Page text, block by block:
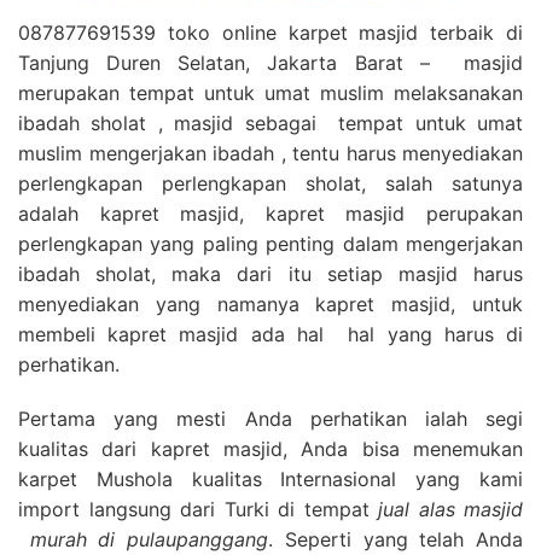
087877691539 toko online karpet masjid terbaik di
Tanjung Duren Selatan, Jakarta Barat – masjid
merupakan tempat untuk umat muslim melaksanakan
ibadah sholat , masjid sebagai tempat untuk umat
muslim mengerjakan ibadah , tentu harus menyediakan
perlengkapan perlengkapan sholat, salah satunya
adalah kapret masjid, kapret masjid perupakan
perlengkapan yang paling penting dalam mengerjakan
ibadah sholat, maka dari itu setiap masjid harus
menyediakan yang namanya kapret masjid, untuk
membeli kapret masjid ada hal hal yang harus di
perhatikan.
Pertama yang mesti Anda perhatikan ialah segi
kualitas dari kapret masjid, Anda bisa menemukan
karpet Mushola kualitas Internasional yang kami
import langsung dari Turki di tempat jual alas masjid
murah di pulaupanggang. Seperti yang telah Anda